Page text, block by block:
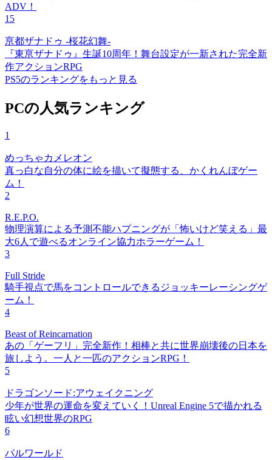
ADV！
15
亰都ザナドゥ -桜花幻舞-
『東亰ザナドゥ』生誕10周年！舞台設定が一新された完全新
作アクションRPG
PS5のランキングをもっと見る
PCの人気ランキング
1
めっちゃカメレオン
真っ白な自分の体に絵を描いて擬態する、かくれんぼゲー
ム！
2
R.E.P.O.
物理演算による予測不能ハプニングが「怖いけど笑える」最
大6人で遊べるオンライン協力ホラーゲーム！
3
Full Stride
騎手視点で馬をコントロールできるジョッキーレーシングゲ
ーム！
4
Beast of Reincarnation
あの「ゲーフリ」完全新作！相棒と共に世界崩壊後の日本を
旅しよう。一人と一匹のアクションRPG！
5
ドラゴンソード:アウェイクニング
少年が世界の運命を変えていく！Unreal Engine 5で描かれる
眩い幻想世界のRPG
6
パルワールド